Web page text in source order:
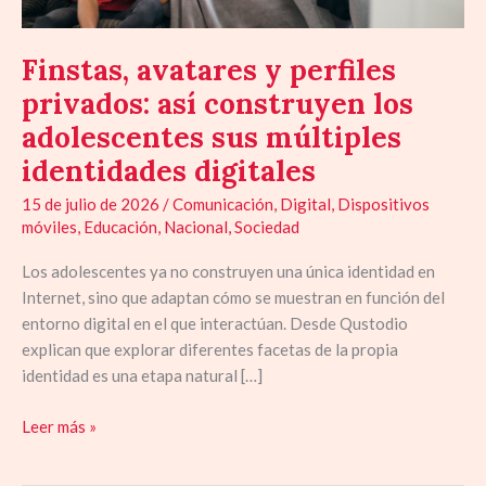
Finstas, avatares y perfiles
privados: así construyen los
adolescentes sus múltiples
identidades digitales
15 de julio de 2026 /Comunicación, Digital, Dispositivos
móviles, Educación, Nacional,Sociedad
Los adolescentes ya no construyen una única identidad en
Internet, sino que adaptan cómo se muestran en función del
entorno digital en el que interactúan. Desde Qustodio
explican que explorar diferentes facetas de la propia
identidad es una etapa natural […]
los
sus
múltiples
identidades
digitales
Leer más »